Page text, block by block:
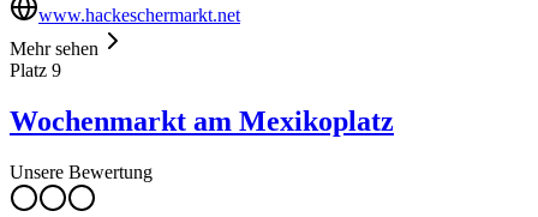
www.hackeschermarkt.net
Mehr sehen
Platz 9
Wochenmarkt am Mexikoplatz
Unsere Bewertung